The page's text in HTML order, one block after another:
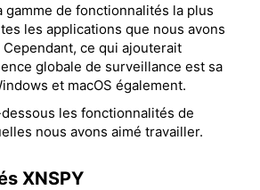
gamme de fonctionnalités la plus
les applications que nous avons
ce qui ajouterait
globale de surveillance est sa
et macOS également.
les fonctionnalités de
nous avons aimé travailler.
XNSPY